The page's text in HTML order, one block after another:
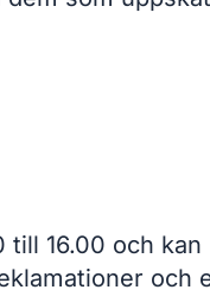
16.00 och
och